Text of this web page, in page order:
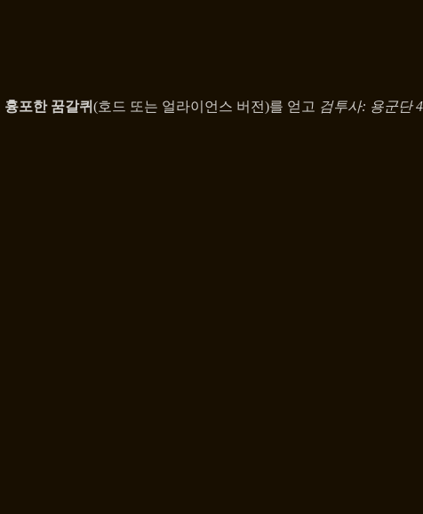
흉포한 꿈갈퀴 (호드 또는 얼라이언스 버전)를 얻고 검투사: 용군단 4